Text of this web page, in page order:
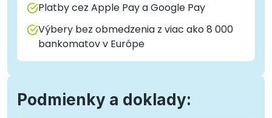
Platby cez Apple Pay a Google Pay
Výbery bez obmedzenia z viac ako 8 000
bankomatov v Európe
Podmienky a doklady: